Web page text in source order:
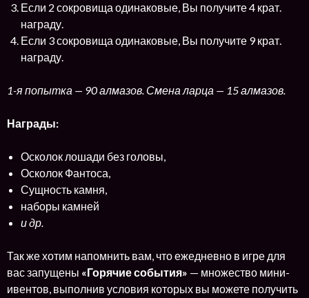
Если 2 сокровища одинаковые, Вы получите 4 крат.
награду.
Если 3 сокровища одинаковые, Вы получите 9 крат.
награду.
1-я попытка — 90 алмазов. Смена ларца — 15 алмазов.
Награды:
Осколок лошади без головы,
Осколок Фантоса,
Сущность камня,
наборы камней
и др.
Так же хотим напомнить вам, что ежедневно в игре для
вас запущены «Горячие события» — множество мини-
ивентов, выполнив условия которых вы можете получить